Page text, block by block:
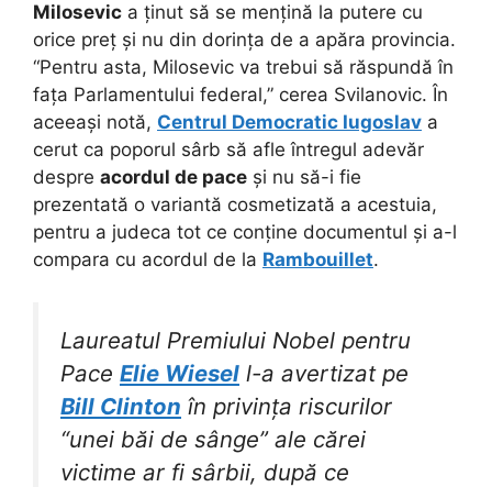
Milosevic a ținut să se mențină la putere cu
orice preț și nu din dorința de a apăra provincia.
“Pentru asta, Milosevic va trebui să răspundă în
fața Parlamentului federal,” cerea Svilanovic. În
aceeași notă, Centrul Democratic Iugoslav a
cerut ca poporul sârb să afle întregul adevăr
despre acordul de pace și nu să-i fie
prezentată o variantă cosmetizată a acestuia,
pentru a judeca tot ce conține documentul și a-l
compara cu acordul de la Rambouillet.
Laureatul Premiului Nobel pentru
Pace Elie Wiesel l-a avertizat pe
Bill Clinton în privința riscurilor
“unei băi de sânge” ale cărei
victime ar fi sârbii, după ce